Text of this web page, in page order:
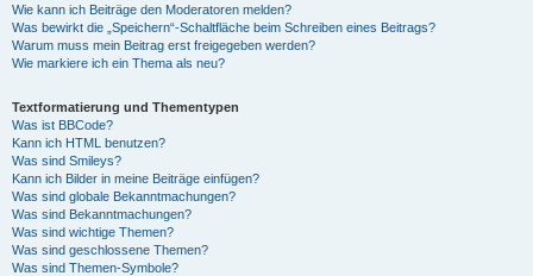
Wie kann ich Beiträge den Moderatoren melden?
Was bewirkt die „Speichern“-Schaltfläche beim Schreiben eines Beitrags?
Warum muss mein Beitrag erst freigegeben werden?
Wie markiere ich ein Thema als neu?
Textformatierung und Thementypen
Was ist BBCode?
Kann ich HTML benutzen?
Was sind Smileys?
Kann ich Bilder in meine Beiträge einfügen?
Was sind globale Bekanntmachungen?
Was sind Bekanntmachungen?
Was sind wichtige Themen?
Was sind geschlossene Themen?
Was sind Themen-Symbole?